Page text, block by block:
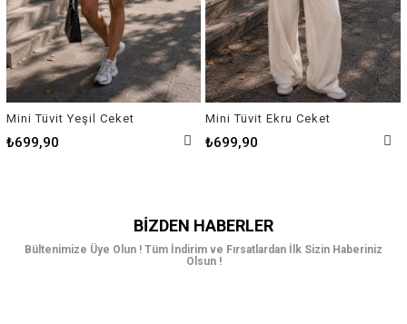
Mini Tüvit Yeşil Ceket
₺699,90
Mini Tüvit Ekru Ceket
₺699,90
BIZDEN HABERLER
Bültenimize Üye Olun ! Tüm İndirim ve Fırsatlardan İlk Sizin Haberiniz
Olsun !